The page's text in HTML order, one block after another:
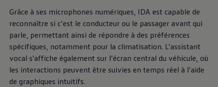
Accessoires de transport
Accessoires Volkswagen
Roues et pneus
Réparation & service
Contrôles saisonniers et garantie
Manuel d'utilisation numérique
Garantie et financement
-> Informations utiles
Grâce à ses microphones numériques, IDA est capable de
reconnaître si c’est le conducteur ou le passager avant qui
parle, permettant ainsi de répondre à des préférences
spécifiques, notamment pour la climatisation. L’assistant
vocal s'affiche également sur l’écran central du véhicule, où
les interactions peuvent être suivies en temps réel à l’aide
de graphiques intuitifs.